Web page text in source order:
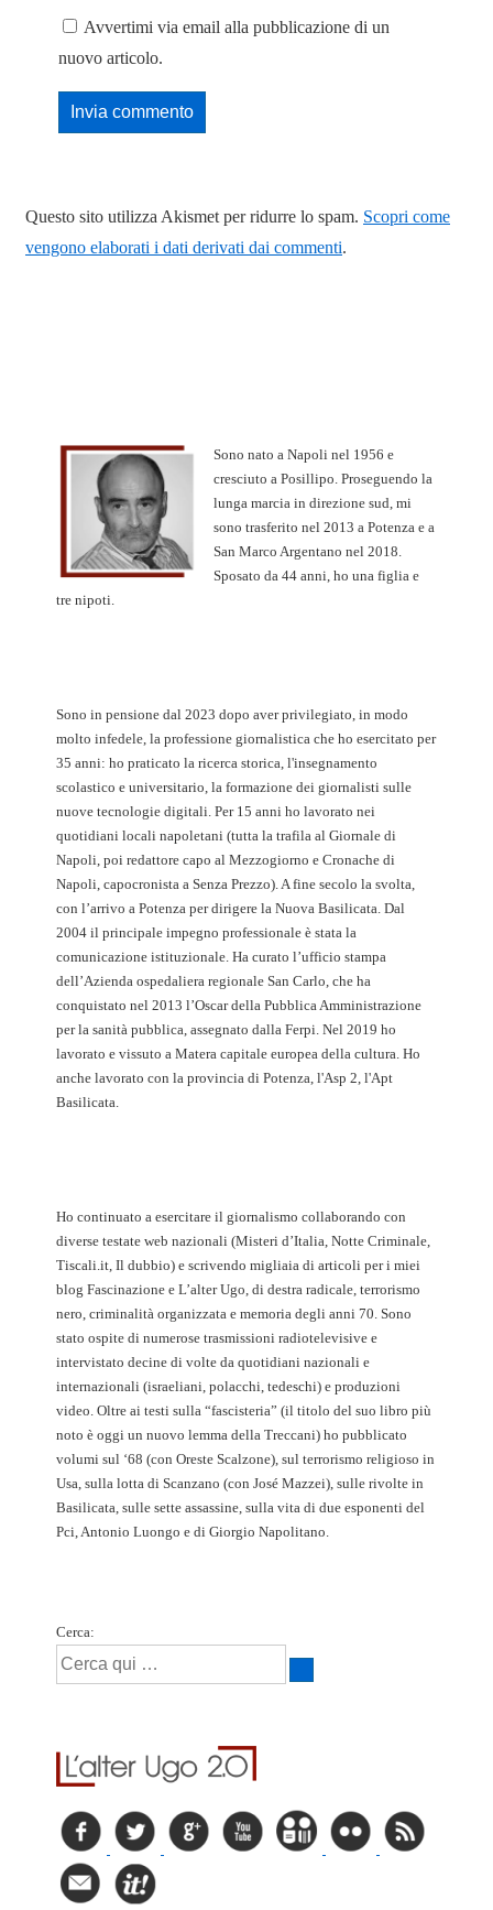
Avvertimi via email alla pubblicazione di un
nuovo articolo.
Questo sito utilizza Akismet per ridurre lo spam. Scopri come
vengono elaborati i dati derivati dai commenti.
Sono nato a Napoli nel 1956 e
cresciuto a Posillipo. Proseguendo la
lunga marcia in direzione sud, mi
sono trasferito nel 2013 a Potenza e a
San Marco Argentano nel 2018.
Sposato da 44 anni, ho una figlia e
tre nipoti.
Sono in pensione dal 2023 dopo aver privilegiato, in modo
molto infedele, la professione giornalistica che ho esercitato per
35 anni: ho praticato la ricerca storica, l'insegnamento
scolastico e universitario, la formazione dei giornalisti sulle
nuove tecnologie digitali. Per 15 anni ho lavorato nei
quotidiani locali napoletani (tutta la trafila al Giornale di
Napoli, poi redattore capo al Mezzogiorno e Cronache di
Napoli, capocronista a Senza Prezzo). A fine secolo la svolta,
con l’arrivo a Potenza per dirigere la Nuova Basilicata. Dal
2004 il principale impegno professionale è stata la
comunicazione istituzionale. Ha curato l’ufficio stampa
dell’Azienda ospedaliera regionale San Carlo, che ha
conquistato nel 2013 l’Oscar della Pubblica Amministrazione
per la sanità pubblica, assegnato dalla Ferpi. Nel 2019 ho
lavorato e vissuto a Matera capitale europea della cultura. Ho
anche lavorato con la provincia di Potenza, l'Asp 2, l'Apt
Basilicata.
Ho continuato a esercitare il giornalismo collaborando con
diverse testate web nazionali (Misteri d’Italia, Notte Criminale,
Tiscali.it, Il dubbio) e scrivendo migliaia di articoli per i miei
blog Fascinazione e L’alter Ugo, di destra radicale, terrorismo
nero, criminalità organizzata e memoria degli anni 70. Sono
stato ospite di numerose trasmissioni radiotelevisive e
intervistato decine di volte da quotidiani nazionali e
internazionali (israeliani, polacchi, tedeschi) e produzioni
video. Oltre ai testi sulla “fascisteria” (il titolo del suo libro più
noto è oggi un nuovo lemma della Treccani) ho pubblicato
volumi sul ‘68 (con Oreste Scalzone), sul terrorismo religioso in
Usa, sulla lotta di Scanzano (con José Mazzei), sulle rivolte in
Basilicata, sulle sette assassine, sulla vita di due esponenti del
Pci, Antonio Luongo e di Giorgio Napolitano.
Cerca: